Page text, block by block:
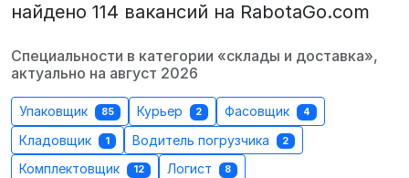
найдено 114 вакансий на RabotaGo.com
Специальности в категории «склады и доставка»,
актуально на август 2026
Упаковщик 85 Курьер 2 Фасовщик 4
Кладовщик 1 Водитель погрузчика 2
Комплектовщик 12 Логист 8